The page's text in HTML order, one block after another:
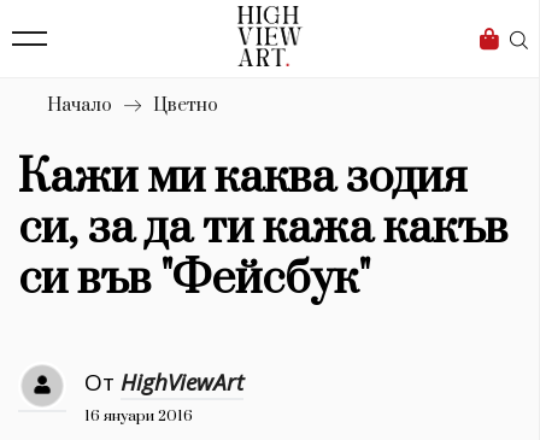
Бизнес
Мода
Dialogue
Изкуство
4340
Дизайн
Начало Цветно
Кажи ми каква зодия
си, за да ти кажа какъв
си във "Фейсбук"
От HighViewArt
16 януари 2016